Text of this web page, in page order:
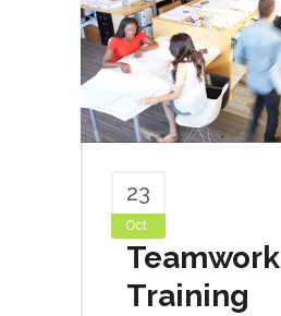
23
Oct
Teamwork
Training